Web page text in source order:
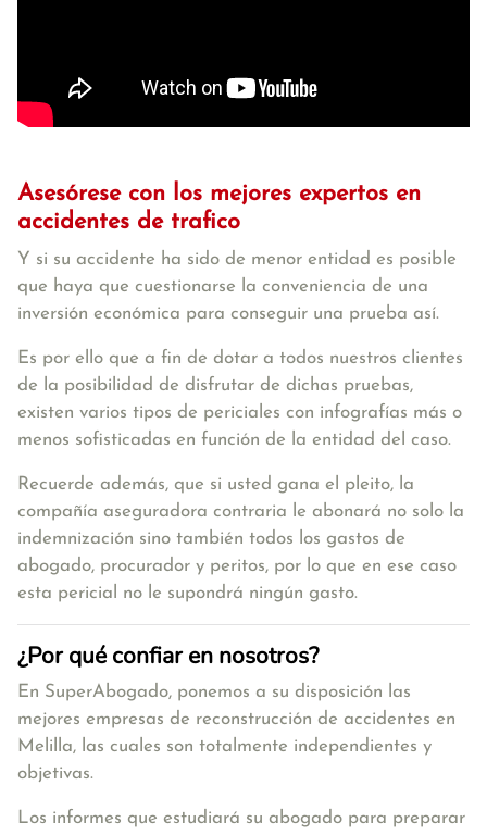
Asesórese con los mejores expertos en
accidentes de trafico
Y si su accidente ha sido de menor entidad es posible
que haya que cuestionarse la conveniencia de una
inversión económica para conseguir una prueba así.
Es por ello que a fin de dotar a todos nuestros clientes
de la posibilidad de disfrutar de dichas pruebas,
existen varios tipos de periciales con infografías más o
menos sofisticadas en función de la entidad del caso.
Recuerde además, que si usted gana el pleito, la
compañía aseguradora contraria le abonará no solo la
indemnización sino también todos los gastos de
abogado, procurador y peritos, por lo que en ese caso
esta pericial no le supondrá ningún gasto.
¿Por qué confiar en nosotros?
En SuperAbogado, ponemos a su disposición las
mejores empresas de reconstrucción de accidentes en
Melilla, las cuales son totalmente independientes y
objetivas.
Los informes que estudiará su abogado para preparar